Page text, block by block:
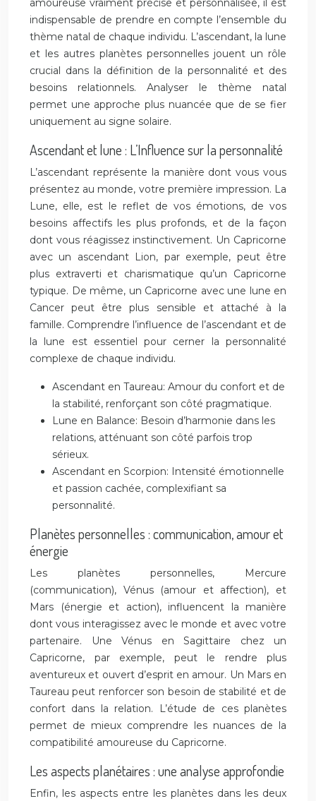
amoureuse vraiment précise et personnalisée, il est
indispensable de prendre en compte l’ensemble du
thème natal de chaque individu. L’ascendant, la lune
et les autres planètes personnelles jouent un rôle
crucial dans la définition de la personnalité et des
besoins relationnels. Analyser le thème natal
permet une approche plus nuancée que de se fier
uniquement au signe solaire.
Ascendant et lune : L’Influence sur la personnalité
L’ascendant représente la manière dont vous vous
présentez au monde, votre première impression. La
Lune, elle, est le reflet de vos émotions, de vos
besoins affectifs les plus profonds, et de la façon
dont vous réagissez instinctivement. Un Capricorne
avec un ascendant Lion, par exemple, peut être
plus extraverti et charismatique qu’un Capricorne
typique. De même, un Capricorne avec une lune en
Cancer peut être plus sensible et attaché à la
famille. Comprendre l’influence de l’ascendant et de
la lune est essentiel pour cerner la personnalité
complexe de chaque individu.
Ascendant en Taureau: Amour du confort et de
la stabilité, renforçant son côté pragmatique.
Lune en Balance: Besoin d’harmonie dans les
relations, atténuant son côté parfois trop
sérieux.
Ascendant en Scorpion: Intensité émotionnelle
et passion cachée, complexifiant sa
personnalité.
Planètes personnelles : communication, amour et
énergie
Les planètes personnelles, Mercure
(communication), Vénus (amour et affection), et
Mars (énergie et action), influencent la manière
dont vous interagissez avec le monde et avec votre
partenaire. Une Vénus en Sagittaire chez un
Capricorne, par exemple, peut le rendre plus
aventureux et ouvert d’esprit en amour. Un Mars en
Taureau peut renforcer son besoin de stabilité et de
confort dans la relation. L’étude de ces planètes
permet de mieux comprendre les nuances de la
compatibilité amoureuse du Capricorne.
Les aspects planétaires : une analyse approfondie
Enfin, les aspects entre les planètes dans les deux